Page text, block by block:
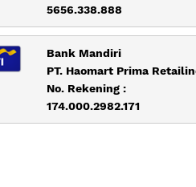
5656.338.888
Bank Mandiri
PT. Haomart Prima
No. Rekening :
174.000.2982.171